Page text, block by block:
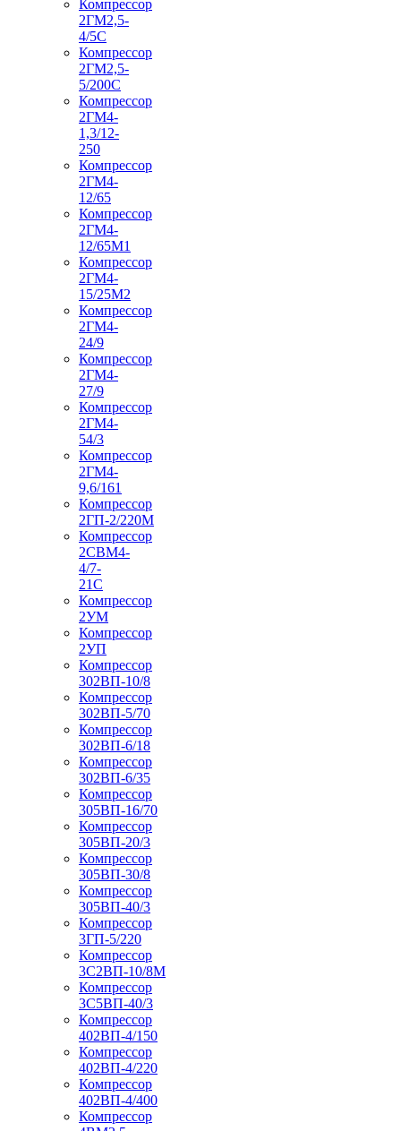
Компрессор
2ГМ2,5-
4/5С
Компрессор
2ГМ2,5-
5/200С
Компрессор
2ГМ4-
1,3/12-
250
Компрессор
2ГМ4-
12/65
Компрессор
2ГМ4-
12/65М1
Компрессор
2ГМ4-
15/25М2
Компрессор
2ГМ4-
24/9
Компрессор
2ГМ4-
27/9
Компрессор
2ГМ4-
54/3
Компрессор
2ГМ4-
9,6/161
Компрессор
2ГП-2/220М
Компрессор
2СВМ4-
4/7-
21С
Компрессор
2УМ
Компрессор
2УП
Компрессор
302ВП-10/8
Компрессор
302ВП-5/70
Компрессор
302ВП-6/18
Компрессор
302ВП-6/35
Компрессор
305ВП-16/70
Компрессор
305ВП-20/3
Компрессор
305ВП-30/8
Компрессор
305ВП-40/3
Компрессор
3ГП-5/220
Компрессор
3С2ВП-10/8М
Компрессор
3С5ВП-40/3
Компрессор
402ВП-4/150
Компрессор
402ВП-4/220
Компрессор
402ВП-4/400
Компрессор